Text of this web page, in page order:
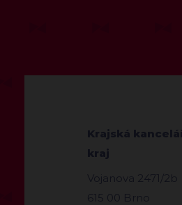
Krajská
kraj
Vojanova 2471/2b
615 00 Brno